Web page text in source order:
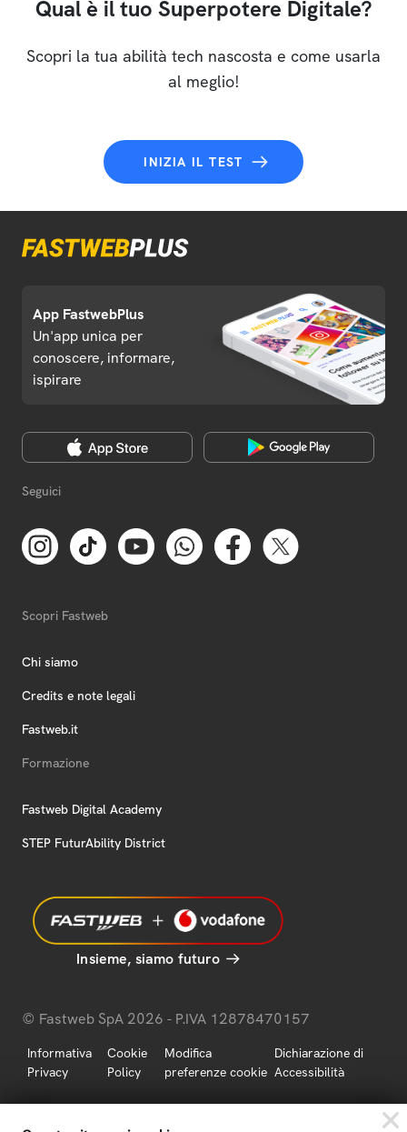
Qual è il tuo Superpotere Digitale?
Scopri la tua abilità tech nascosta e come usarla
al meglio!
INIZIA IL TEST
App FastwebPlus
Un'app unica per
conoscere, informare,
ispirare
Seguici
Scopri Fastweb
Chi siamo
Credits e note legali
Fastweb.it
Formazione
Fastweb Digital Academy
STEP FuturAbility District
Insieme, siamo futuro
© Fastweb SpA 2026 - P.IVA 12878470157
Informativa
Privacy
Cookie
Policy
Modifica
preferenze cookie
Dichiarazione di
Accessibilità